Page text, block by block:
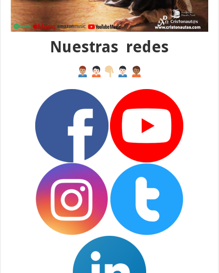
Nuestras redes